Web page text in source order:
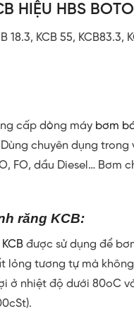
HIỆU HBS
18.3, KCB 55, KCB83.3,
cấp dòng máy bơm
chuyên dụng
FO, dầu Diesel… Bơm
răng KCB:
được sử dụng để
lỏng tương tự mà
ở nhiệt độ dưới 80oC